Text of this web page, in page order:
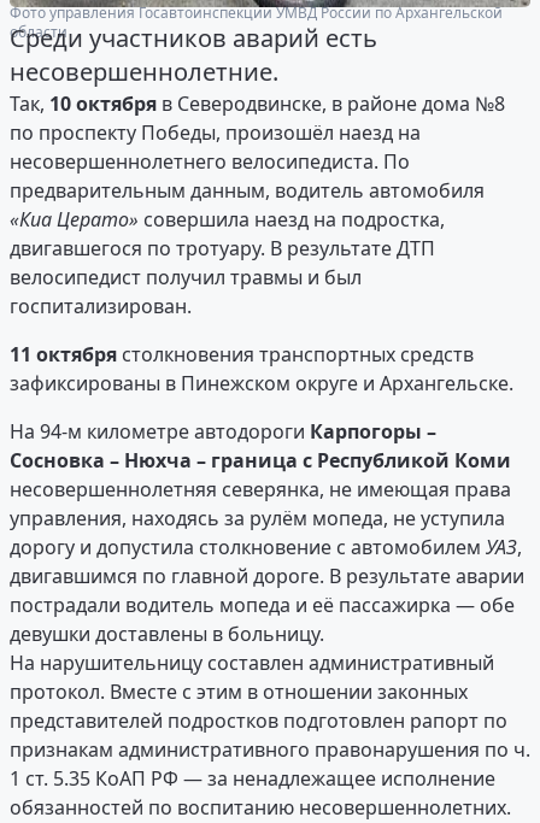
Фото управления Госавтоинспекции УМВД России по Архангельской
области
Среди участников аварий есть
несовершеннолетние.
Так, 10 октября в Северодвинске, в районе дома №8
по проспекту Победы, произошёл наезд на
несовершеннолетнего велосипедиста. По
предварительным данным, водитель автомобиля
«Киа Церато» совершила наезд на подростка,
двигавшегося по тротуару. В результате ДТП
велосипедист получил травмы и был
госпитализирован.
11 октября столкновения транспортных средств
зафиксированы в Пинежском округе и Архангельске.
На 94-м километре автодороги Карпогоры –
Сосновка – Нюхча – граница с Республикой Коми
несовершеннолетняя северянка, не имеющая права
управления, находясь за рулём мопеда, не уступила
дорогу и допустила столкновение с автомобилем УАЗ,
двигавшимся по главной дороге. В результате аварии
пострадали водитель мопеда и её пассажирка — обе
девушки доставлены в больницу.
На нарушительницу составлен административный
протокол. Вместе с этим в отношении законных
представителей подростков подготовлен рапорт по
признакам административного правонарушения по ч.
1 ст. 5.35 КоАП РФ — за ненадлежащее исполнение
обязанностей по воспитанию несовершеннолетних.